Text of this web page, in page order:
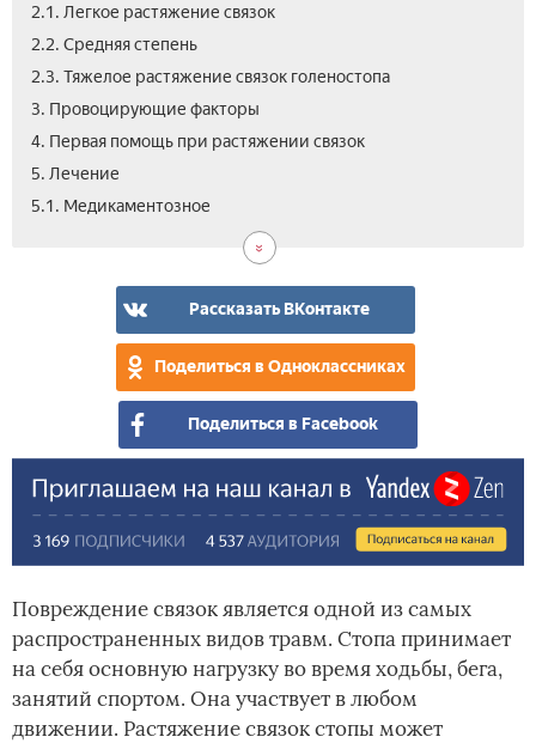
2.1. Легкое растяжение связок
2.2. Средняя степень
2.3. Тяжелое растяжение связок голеностопа
3. Провоцирующие факторы
4. Первая помощь при растяжении связок
5. Лечение
5.1. Медикаментозное
Рассказать ВКонтакте
Поделиться в Одноклассниках
Поделиться в Facebook
Повреждение связок является одной из самых
распространенных видов травм. Стопа принимает
на себя основную нагрузку во время ходьбы, бега,
занятий спортом. Она участвует в любом
движении. Растяжение связок стопы может